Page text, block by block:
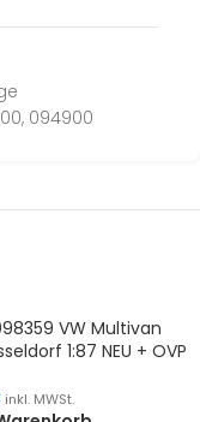
, 094900
VW Multivan
1:87 NEU + OVP
inkl. MWSt.